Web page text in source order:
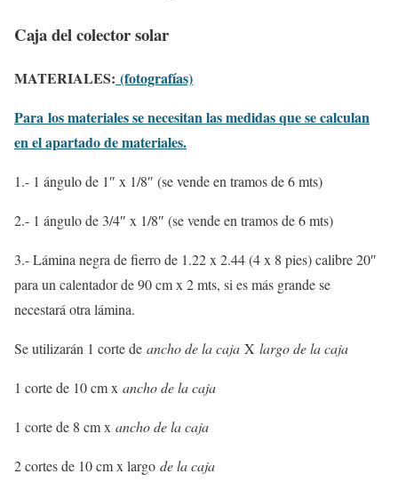
Caja del colector solar
MATERIALES: (fotografías)
Para los materiales se necesitan las medidas que se calculan
en el apartado de materiales.
1.- 1 ángulo de 1″ x 1/8″ (se vende en tramos de 6 mts)
2.- 1 ángulo de 3/4″ x 1/8″ (se vende en tramos de 6 mts)
3.- Lámina negra de fierro de 1.22 x 2.44 (4 x 8 pies) calibre 20″
para un calentador de 90 cm x 2 mts, si es más grande se
necestará otra lámina.
Se utilizarán 1 corte de ancho de la caja X largo de la caja
1 corte de 10 cm x ancho de la caja
1 corte de 8 cm x ancho de la caja
2 cortes de 10 cm x largo de la caja